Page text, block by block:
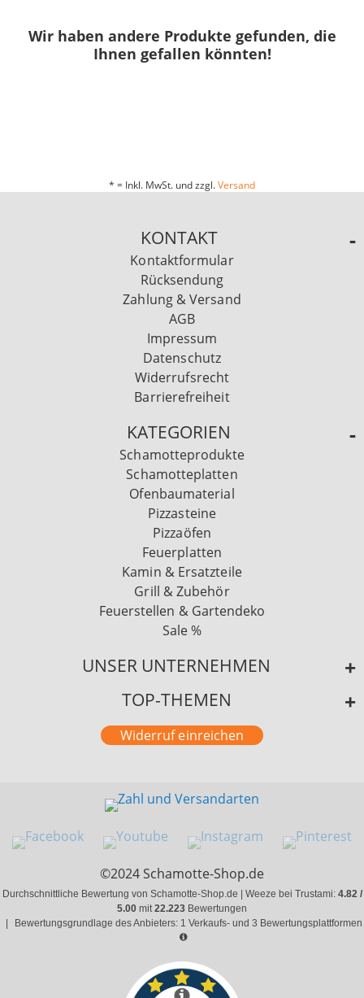
Wir haben andere Produkte gefunden, die
Ihnen gefallen könnten!
* = Inkl. MwSt. und zzgl.Versand
KONTAKT
Kontaktformular
Rücksendung
Zahlung & Versand
AGB
Impressum
Datenschutz
Widerrufsrecht
Barrierefreiheit
KATEGORIEN
Schamotteprodukte
Schamotteplatten
Ofenbaumaterial
Pizzasteine
Pizzaöfen
Feuerplatten
Kamin & Ersatzteile
Grill & Zubehör
Feuerstellen & Gartendeko
Sale %
UNSER UNTERNEHMEN
TOP-THEMEN
Widerruf einreichen
©2024 Schamotte-Shop.de
Durchschnittliche Bewertung von Schamotte-Shop.de | Weeze bei Trustami: 4.82 /
5.00 mit22.223 Bewertungen
Bewertungsgrundlage des Anbieters: 1 Verkaufs- und 3 Bewertungsplattformen